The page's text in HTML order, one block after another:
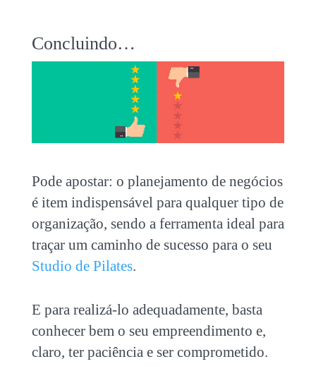
Concluindo…
Pode apostar: o planejamento de negócios
é item indispensável para qualquer tipo de
organização, sendo a ferramenta ideal para
traçar um caminho de sucesso para o seu
Studio de Pilates.
E para realizá-lo adequadamente, basta
conhecer bem o seu empreendimento e,
claro, ter paciência e ser comprometido.